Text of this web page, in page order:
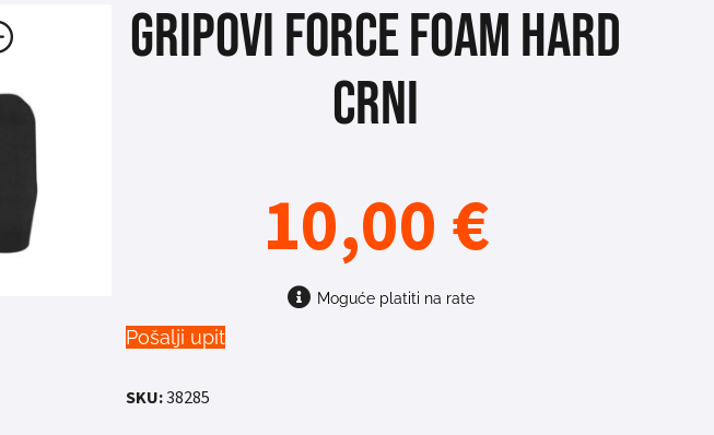
GRIPOVI FORCE FOAM HARD
CRNI
10,00€
Moguće platiti na rate
Pošalji upit
SKU:38285